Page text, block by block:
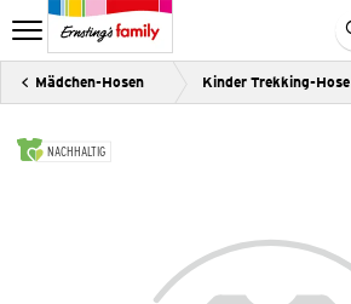
Mädchen-Hosen Kinder Trekking-Hose
NACHHALTIG